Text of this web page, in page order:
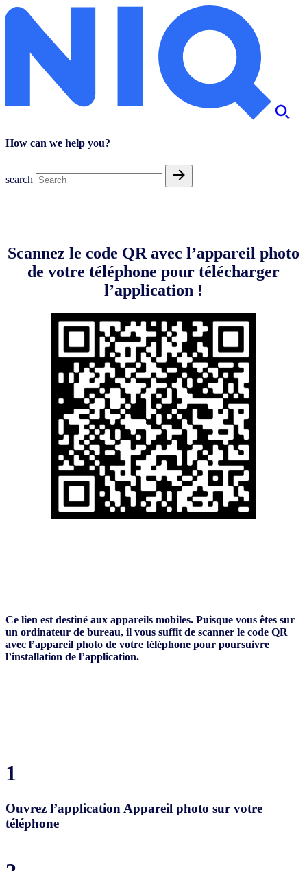
How can we help you?
search
Scannez le code QR avec l’appareil photo
de votre téléphone pour télécharger
l’application !
Ce lien est destiné aux appareils mobiles. Puisque vous êtes sur
un ordinateur de bureau, il vous suffit de scanner le code QR
avec l’appareil photo de votre téléphone pour poursuivre
l’installation de l’application.
1
Ouvrez l’application Appareil photo sur votre
téléphone